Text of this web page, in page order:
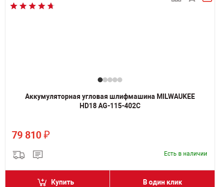
Аккумуляторная угловая шлифмашина MILWAUKEE
HD18 AG-115-402C
79 810 ₽
Есть в наличии
Купить В один клик